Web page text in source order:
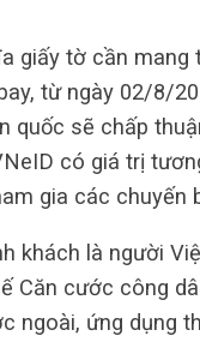
giấy tờ cần mang
từ ngày 02/8/
quốc sẽ chấp
có giá trị
gia các chuyến
khách là người
Căn cước công
ngoài, ứng dụng